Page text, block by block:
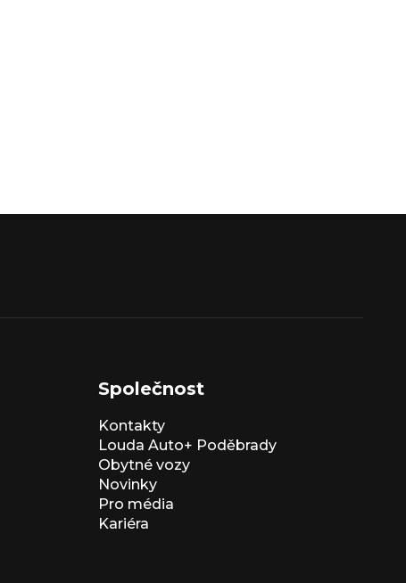
Společnost
Kontakty
Louda Auto+ Poděbrady
Obytné vozy
Novinky
Pro média
Kariéra